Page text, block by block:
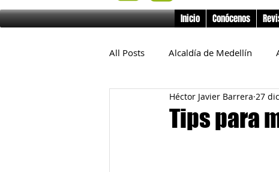
Inicio Conócenos
All Posts Alcaldía de Medellín
Educación Derechos Humanos
Tips para
Héctor Javier Barrera 27